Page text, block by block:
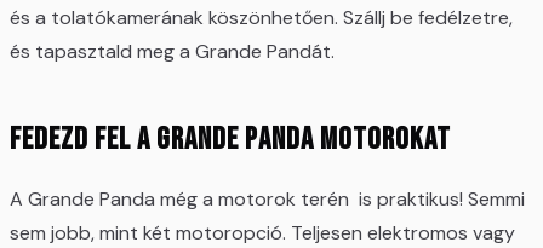
és a tolatókamerának köszönhetően. Szállj be fedélzetre,
és tapasztald meg a Grande Pandát.
Fedezd fel a Grande Panda motorokat
A Grande Panda még a motorok terén is praktikus! Semmi
sem jobb, mint két motoropció. Teljesen elektromos vagy